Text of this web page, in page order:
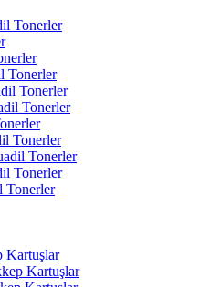
Tonerler
Tonerler
Tonerler
Tonerler
Tonerler
Tonerler
Tonerler
Tonerler
Kartuşlar
Kartuşlar